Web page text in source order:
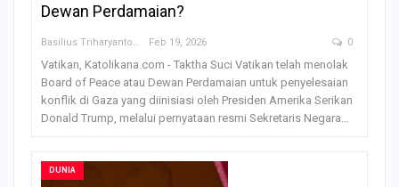
Dewan Perdamaian?
Basilius Triharyanto Feb 19, 2026 0
Vatikan, Katolikana.com - Taktha Suci Vatikan telah menolak
Board of Peace atau Dewan Perdamaian untuk penyelesaian
konflik di Gaza yang diinisiasi oleh Presiden Amerika Serikan
Donald Trump, melalui pernyataan resmi Sekretaris Negara
DUNIA